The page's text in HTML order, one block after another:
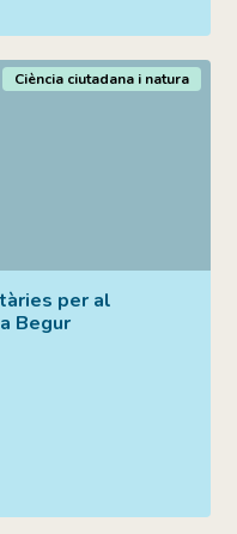
per al
Begur
Ciència ciutadana i natura